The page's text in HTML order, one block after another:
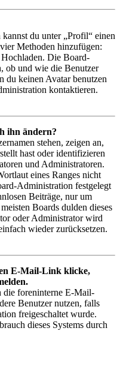
du unter „Profil“ einen
Methoden hinzufügen:
Die Board-
ob und wie die Benutzer
du keinen Avatar benutzen
kontaktieren.
ihn ändern?
stehen, zeigen an,
hast oder identifizieren
und Administratoren.
eines Ranges nicht
Administration festgelegt
Beiträge, nur um
Boards dulden dieses
oder Administrator wird
wieder zurücksetzen.
E-Mail-Link klicke,
die foreninterne E-Mail-
Benutzer nutzen, falls
freigeschaltet wurde.
dieses Systems durch